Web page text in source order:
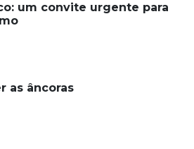
um convite urgente para
as âncoras